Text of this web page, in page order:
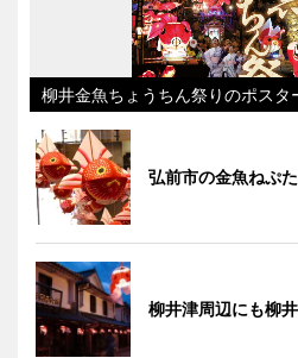
柳井金魚ちょうちん祭りのポスタ
弘前市の金魚ねぷた
柳井津周辺にも柳